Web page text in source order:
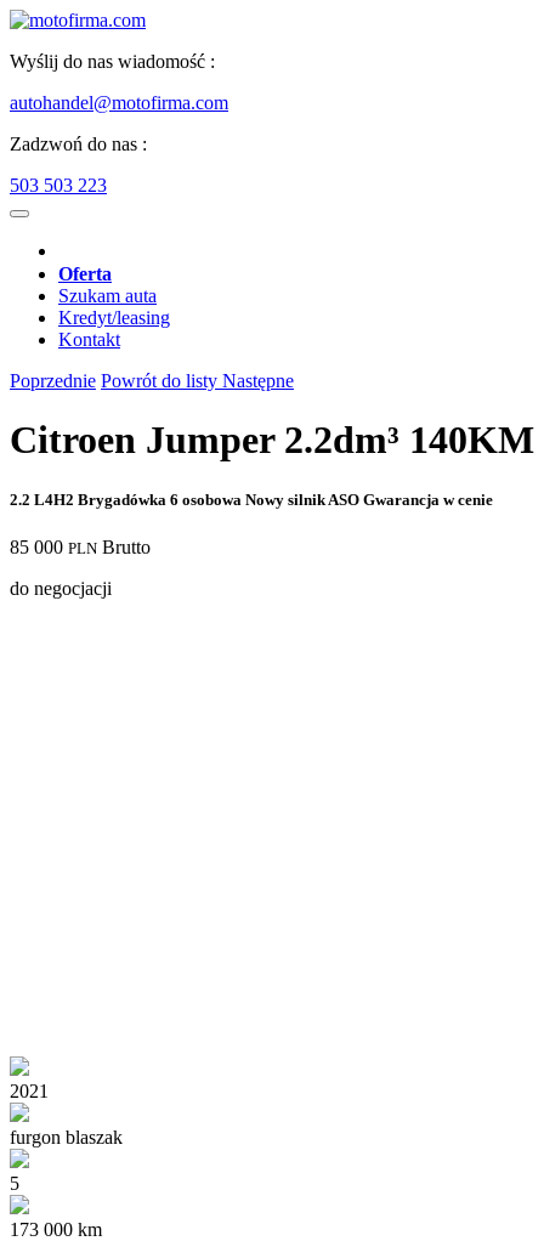
Wyślij do nas wiadomość :
autohandel@motofirma.com
Zadzwoń do nas :
503 503 223
Oferta
Szukam auta
Kredyt/leasing
Kontakt
Poprzednie Powrót do listy Następne
Citroen Jumper 2.2dm³ 140KM
2.2 L4H2 Brygadówka 6 osobowa Nowy silnik ASO Gwarancja w cenie
85 000 PLN Brutto
do negocjacji
2021
furgon blaszak
5
173 000 km